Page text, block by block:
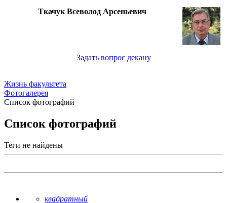
Ткачук Всеволод Арсеньевич
Задать вопрос декану
Жизнь факультета
Фотогалерея
Список фотографий
Список фотографий
Теги не найдены
квадратный